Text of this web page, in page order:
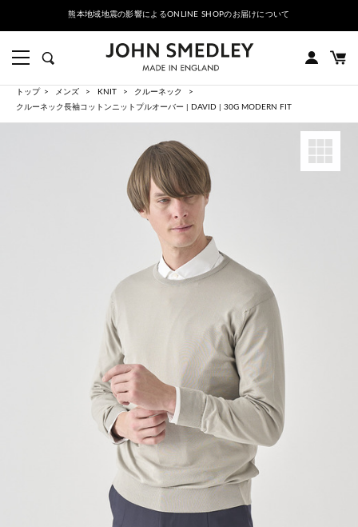
熊本地域地震の影響によるONLINE SHOPのお届けについて
トップ メンズ KNIT
クルーネック
クルーネック長袖コットンニットプルオーバー | DAVID | 30G MODERN FIT